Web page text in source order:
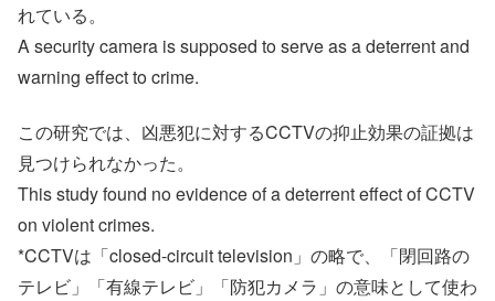
れている。
A security camera is supposed to serve as a deterrent and
warning effect to crime.
この研究では、凶悪犯に対するCCTVの抑止効果の証拠は
見つけられなかった。
This study found no evidence of a deterrent effect of CCTV
on violent crimes.
*CCTVは「closed-circuit television」の略で、「閉回路の
テレビ」「有線テレビ」「防犯カメラ」の意味として使わ